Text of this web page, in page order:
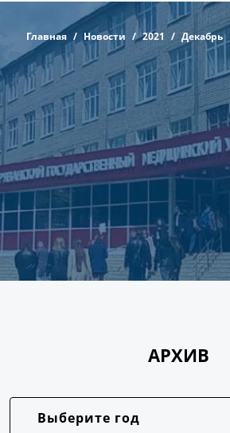
Главная Новости 2021 Декабрь
АРХИВ
Выберите год